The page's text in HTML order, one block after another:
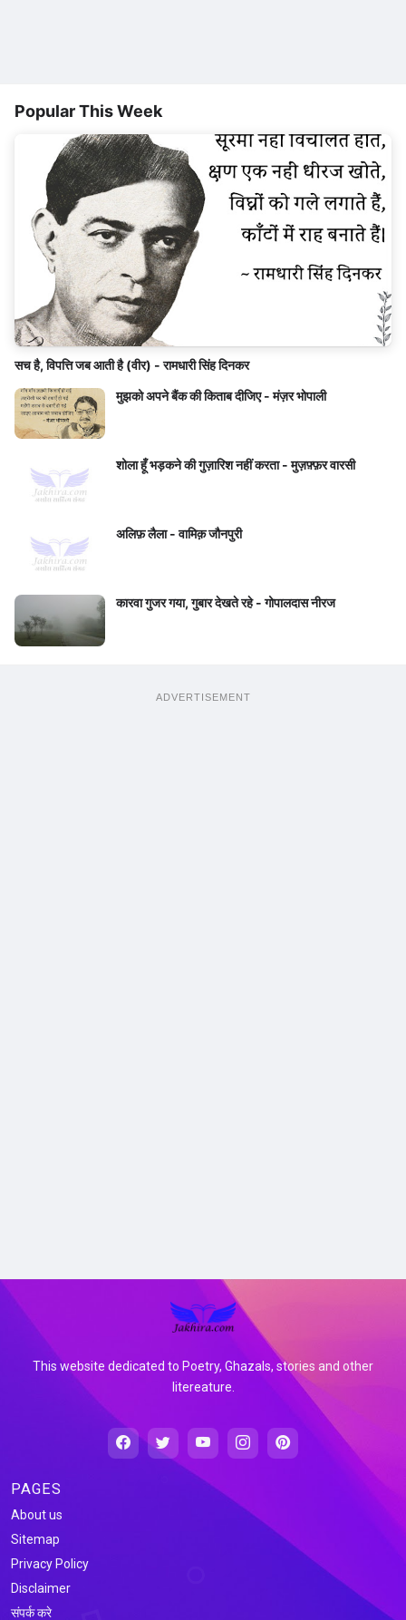
Popular This Week
सच है, विपत्ति जब आती है (वीर) - रामधारी सिंह दिनकर
मुझको अपने बैंक की किताब दीजिए - मंज़र भोपाली
शोला हूँ भड़कने की गुज़ारिश नहीं करता - मुज़फ़्फ़र वारसी
अलिफ़ लैला - वामिक़ जौनपुरी
कारवा गुजर गया, गुबार देखते रहे - गोपालदास नीरज
ADVERTISEMENT
This website dedicated to Poetry, Ghazals, stories and other
litereature.
PAGES
About us
Sitemap
Privacy Policy
Disclaimer
संपर्क करे